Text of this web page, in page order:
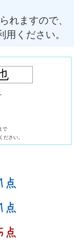
れますので、
ください。
で
ださい。